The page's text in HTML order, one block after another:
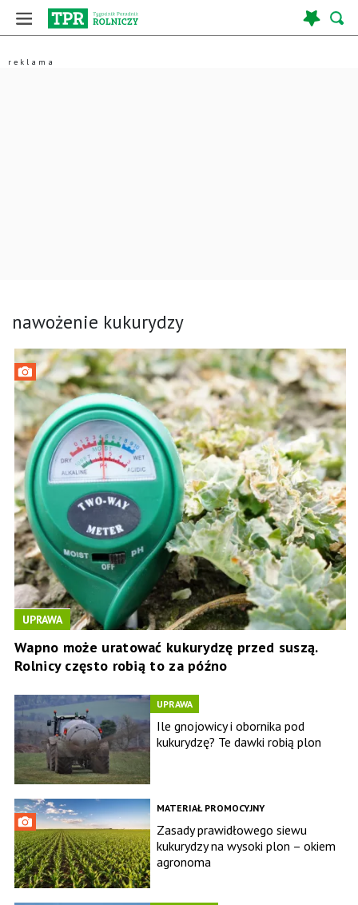
nawożenie kukurydzy
UPRAWA
Wapno może uratować kukurydzę przed suszą.
Rolnicy często robią to za późno
UPRAWA
Ile gnojowicy i obornika pod
kukurydzę? Te dawki robią plon
MATERIAŁ PROMOCYJNY
Zasady prawidłowego siewu
kukurydzy na wysoki plon – okiem
agronoma